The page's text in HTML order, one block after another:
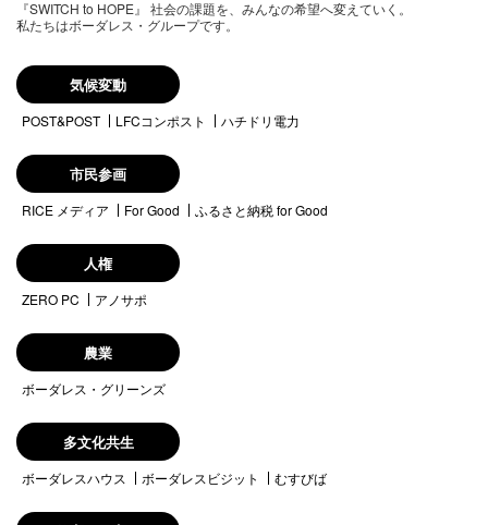
『SWITCH to HOPE』 社会の課題を、みんなの希望へ変えていく。
私たちはボーダレス・グループです。
気候変動
POST&POST LFCコンポスト ハチドリ電力
市民参画
RICE メディア For Good ふるさと納税 for Good
人権
ZERO PC アノサポ
農業
ボーダレス・グリーンズ
多文化共生
ボーダレスハウス ボーダレスビジット むすびば